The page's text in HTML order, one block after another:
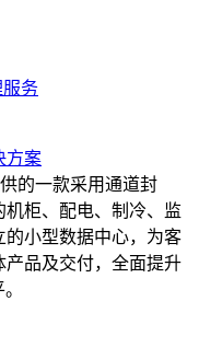
务
方案
的一款采用通道封
机柜、配电、制冷、监
的小型数据中心，为客
产品及交付，全面提升